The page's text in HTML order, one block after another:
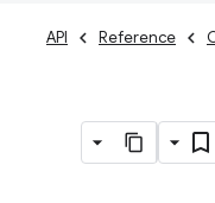
Reference
API